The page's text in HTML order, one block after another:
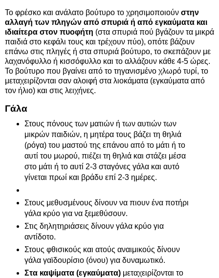
Το φρέσκο και ανάλατο βούτυρο το χρησιμοποιούν στην
αλλαγή των πληγών από σπυριά ή από εγκαύματα και
ιδιαίτερα στον πυοφήτη (στα σπυριά πού βγάζουν τα μικρά
παιδιά στο κεφάλι τους και τρέχουν πύο), οπότε βάζουν
επάνω στις πληγές ή στα σπυριά βούτυρο, το σκεπάζουν με
λαχανόφυλλο ή κισσόφυλλο και το αλλάζουν κάθε 4-5 ώρες.
Το βούτυρο που βγαίνει από το τηγανισμένο χλωρό τυρί, το
μεταχειρίζονται σαν αλοιφή στα λιοκάματα (εγκαύματα από
τον ήλιο) και στις λειχήνες.
Γάλα
Στους πόνους των ματιών ή των αυτιών των
μικρών παιδιών, η μητέρα τους βάζει τη θηλιά
(ρόγα) του μαστού της επάνου από το μάτι ή το
αυτί του μωρού, πιέζει τη θηλιά και στάζει μέσα
στο μάτι ή το αυτί 2-3 σταγόνες γάλα και αυτό
γίνεται πρωί και βράδυ επί 2-3 ημέρες.
Στους μεθυσμένους δίνουν να πιουν ένα ποτήρι
γάλα κρύο για να ξεμεθύσουν.
Στις δηλητηριάσεις δίνουν γάλα κρύο για
αντίδοτο.
Στους φθισικούς και ατούς αναιμικούς δίνουν
γάλα γαϊδουρίσιο (όνου) για δυναμωτικό.
Στα καψίματα (εγκαύματα)μεταχειρίζονται το